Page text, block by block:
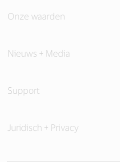
Onze waarden
Nieuws + Media
Support
Juridisch + Privacy